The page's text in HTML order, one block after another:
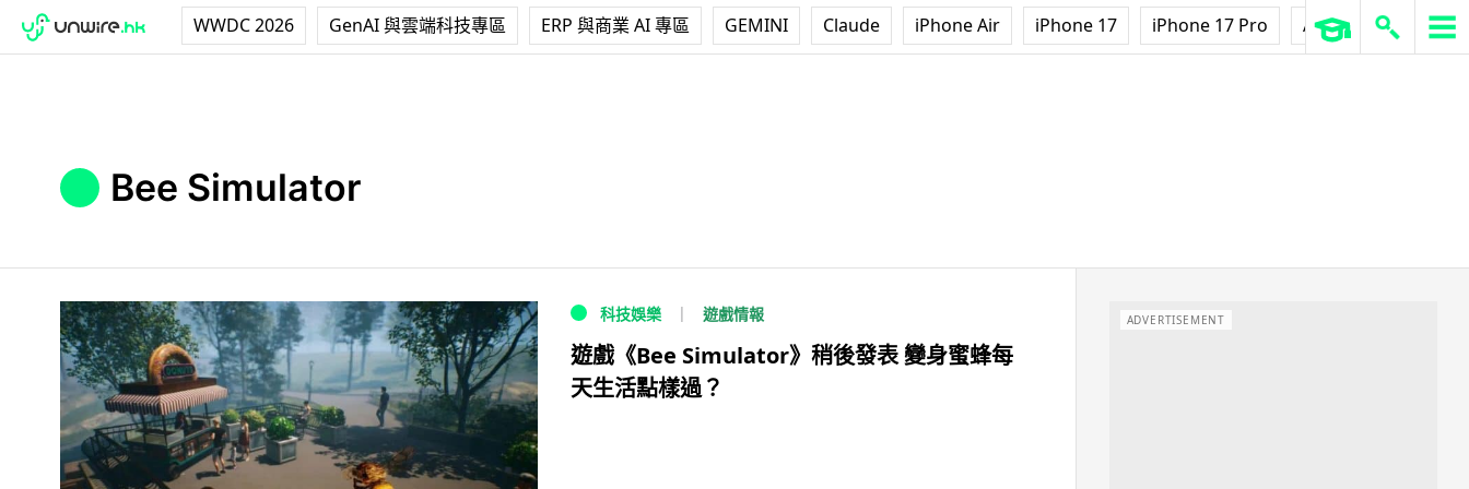
WWDC 2026 GenAI 與雲端科技專區 ERP 與商業 AI 專區 GEMINI Claude iPhone Air iPhone 17 iPhone 17 Pro AirPods Pro 3
Bee Simulator
科技娛樂 遊戲情報
遊戲《Bee Simulator》稍後發表 變身蜜蜂每
天生活點樣過？
ADVERTISEMENT